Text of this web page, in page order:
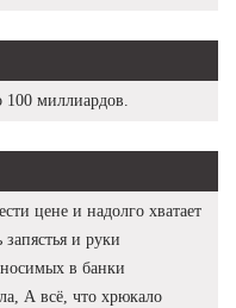
миллиардов.
цене и надолго хватает
и руки
в банки
А всё, что хрюкало